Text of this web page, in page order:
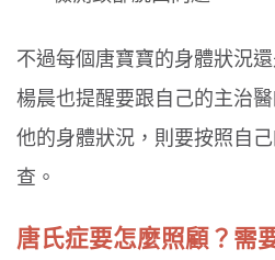
不過每個唐寶寶的身體狀況
楊晨也提醒要跟自己的主治
他的身體狀況，則要按照自
查。
唐氏症要怎麼照顧？需